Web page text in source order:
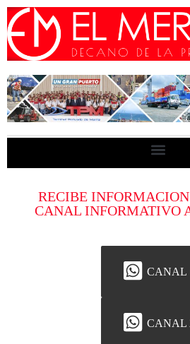
RECIBE
CANAL INFORMATIVO
CANAL
CANAL